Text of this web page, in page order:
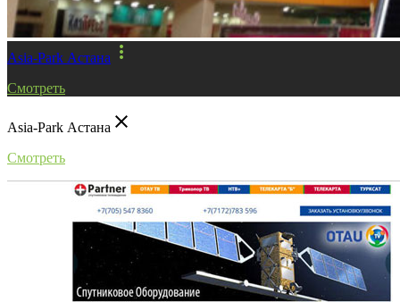
Asia-Park Астана more_vert
Смотреть
Asia-Park Астана close
Смотреть